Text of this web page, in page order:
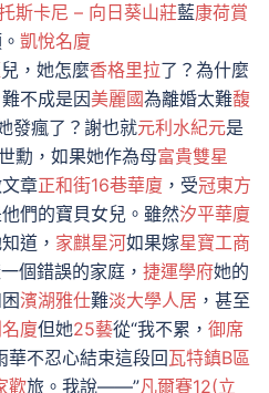
斯卡尼 – 向日葵山莊藍康荷賞
凱悅名廈
兒，她怎麼香格里拉了？為什麼
不成是因美麗國為離婚太難馥
發瘋了？謝也就元利水紀元是
勳，如果她作為母富貴雙星
章正和街16巷華廈 ，受冠東方
們的寶貝女兒。雖然汐平華廈
道， 家麒星河如果嫁星寶工商
個錯誤的家庭， 捷運學府她的
濱湖雅仕難淡大學人居 ，甚至
廈但她25藝從“我不累， 御席
華不忍心結束這段回瓦特鎮B區
歡旅。我說——”凡爾賽12(立